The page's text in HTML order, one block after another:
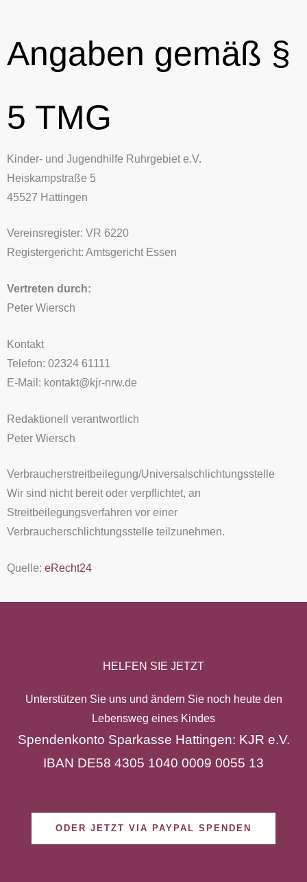
Angaben gemäß §
5 TMG
Kinder- und Jugendhilfe Ruhrgebiet e.V.
Heiskampstraße 5
45527 Hattingen
Vereinsregister: VR 6220
Registergericht: Amtsgericht Essen
Vertreten durch:
Peter Wiersch
Kontakt
Telefon: 02324 61111
E-Mail: kontakt@kjr-nrw.de
Redaktionell verantwortlich
Peter Wiersch
Verbraucher­streit­beilegung/Universal­schlichtungs­stelle
Wir sind nicht bereit oder verpflichtet, an
Streitbeilegungsverfahren vor einer
Verbraucherschlichtungsstelle teilzunehmen.
Quelle: eRecht24
HELFEN SIE JETZT
Unterstützen Sie uns und ändern Sie noch heute den
Lebensweg eines Kindes
Spendenkonto Sparkasse Hattingen: KJR e.V.
IBAN DE58 4305 1040 0009 0055 13
ODER JETZT VIA PAYPAL SPENDEN